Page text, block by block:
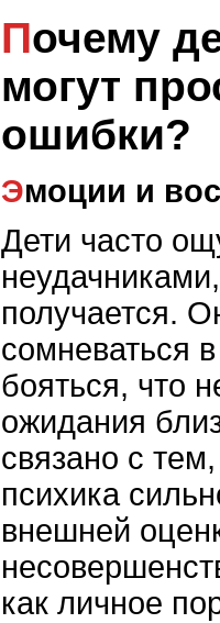
Почему дети часто не
могут
ошибки?
Эмоции и
Дети часто
получается.
сомневаться
бояться, что
ожидания
связано с
психика
внешней
как личное